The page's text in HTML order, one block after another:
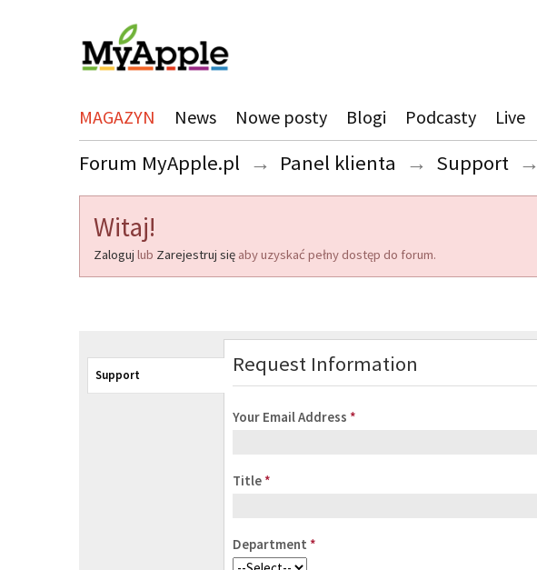
MAGAZYN News Nowe posty Blogi Podcasty Live
Forum MyApple.pl → Panel klienta → Support →
Witaj!
Zaloguj lub Zarejestruj się aby uzyskać pełny dostęp do forum.
Support Request Information
Your Email Address *
Title *
Department *